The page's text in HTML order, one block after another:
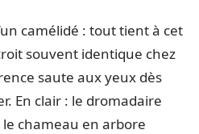
camélidé : tout tient à cet
souvent identique chez
saute aux yeux dès
En clair : le dromadaire
chameau en arbore